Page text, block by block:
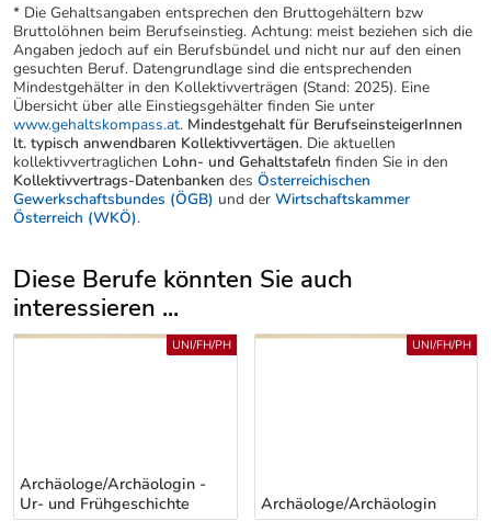
* Die Gehaltsangaben entsprechen den Bruttogehältern bzw
Bruttolöhnen beim Berufseinstieg. Achtung: meist beziehen sich die
Angaben jedoch auf ein Berufsbündel und nicht nur auf den einen
gesuchten Beruf. Datengrundlage sind die entsprechenden
Mindestgehälter in den Kollektivverträgen (Stand: 2025). Eine
Übersicht über alle Einstiegsgehälter finden Sie unter
www.gehaltskompass.at. Mindestgehalt für BerufseinsteigerInnen
lt. typisch anwendbaren Kollektivvertägen. Die aktuellen
kollektivvertraglichen Lohn- und Gehaltstafeln finden Sie in den
Kollektivvertrags-Datenbanken des Österreichischen
Gewerkschaftsbundes (ÖGB) und der Wirtschaftskammer
Österreich (WKÖ).
Diese Berufe könnten Sie auch
interessieren ...
Uber weitere Berufsvorschläge
Archäologe/Archäologin -
Ur- und Frühgeschichte
UNI/FH/PH
Archäologe/Archäologin
UNI/FH/PH